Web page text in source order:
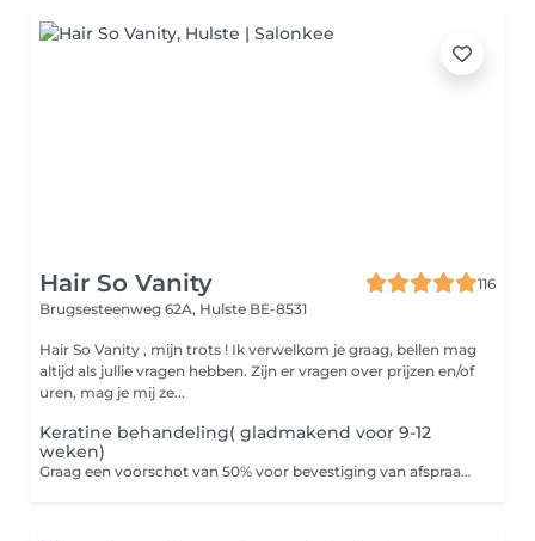
Hair So Vanity
116
Brugsesteenweg 62A, Hulste BE-8531
Hair So Vanity , mijn trots ! Ik verwelkom je graag, bellen mag
altijd als jullie vragen hebben. Zijn er vragen over prijzen en/of
uren, mag je mij ze...
Keratine behandeling( gladmakend voor 9-12
weken)
Graag een voorschot van 50% voor bevestiging van afspraak . Ikzelf stuur je een smsje .